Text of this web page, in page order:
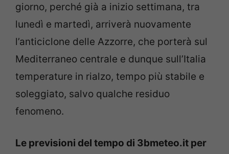
giorno, perché già a inizio settimana, tra
lunedì e martedì, arriverà nuovamente
l’anticiclone delle Azzorre, che porterà sul
Mediterraneo centrale e dunque sull’Italia
temperature in rialzo, tempo più stabile e
soleggiato, salvo qualche residuo
fenomeno.
Le previsioni del tempo di 3bmeteo.it per